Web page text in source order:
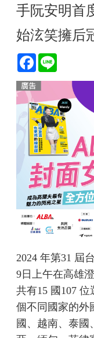
手阮安明首
始泫笑擁
Facebook
2024 年第31 屆
9日上午在高雄
共有15 國107
個不同國家的外
國、越南、泰國